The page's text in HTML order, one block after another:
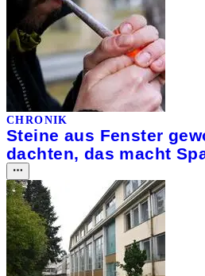
CHRONIK
Steine aus Fenster
dachten, das macht